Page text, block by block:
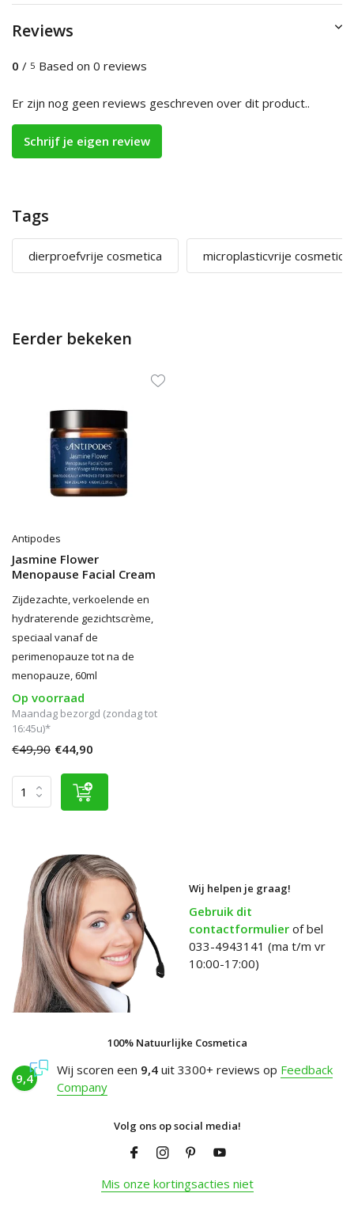
Reviews
0 / 5 Based on 0 reviews
Er zijn nog geen reviews geschreven over dit product..
Schrijf je eigen review
Tags
dierproefvrije cosmetica microplasticvrije cosmetica
Eerder bekeken
Antipodes
Jasmine Flower
Menopause Facial Cream
Zijdezachte, verkoelende en
hydraterende gezichtscrème,
speciaal vanaf de
perimenopauze tot na de
menopauze, 60ml
Op voorraad
Maandag bezorgd (zondag tot
16:45u)*
€49,90 €44,90
Wij helpen je graag!
Gebruik dit
contactformulier of bel
033-4943141 (ma t/m vr
10:00-17:00)
100% Natuurlijke Cosmetica
9,4
Wij scoren een 9,4 uit 3300+ reviews op Feedback
Company
Volg ons op social media!
Mis onze kortingsacties niet